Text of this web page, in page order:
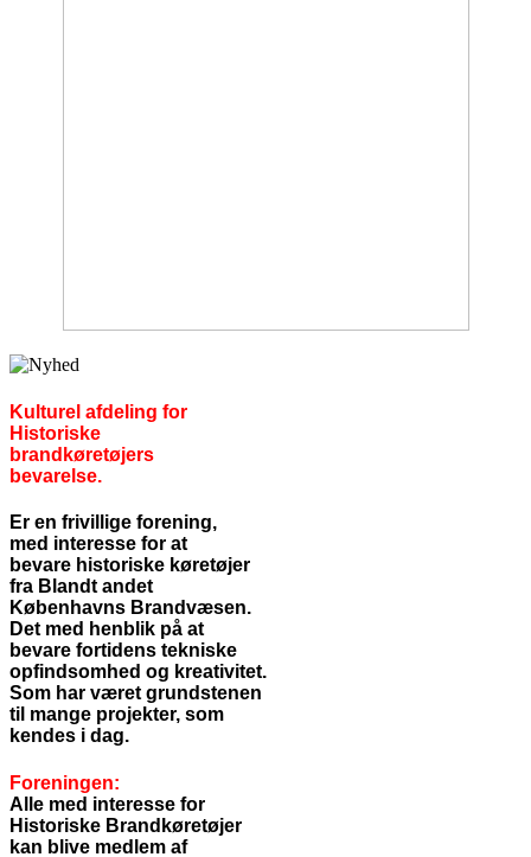
Kulturel afdeling for
Historiske
brandkøretøjers
bevarelse.
Er en frivillige forening,
med interesse for at
bevare historiske køretøjer
fra Blandt andet
Københavns Brandvæsen.
Det med henblik på at
bevare fortidens tekniske
opfindsomhed og kreativitet.
Som har været grundstenen
til mange projekter, som
kendes i dag.
Foreningen:
Alle med interesse for
Historiske Brandkøretøjer
kan blive medlem af